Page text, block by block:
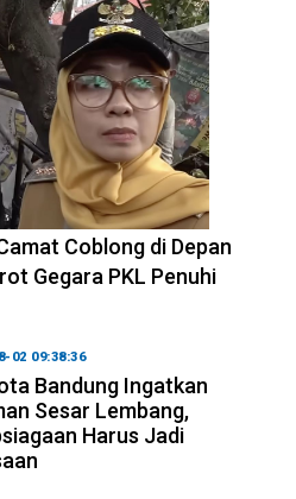
Coblong di Depan
Gegara PKL Penuhi
02 09:38:36
Bandung Ingatkan
Sesar Lembang,
Harus Jadi